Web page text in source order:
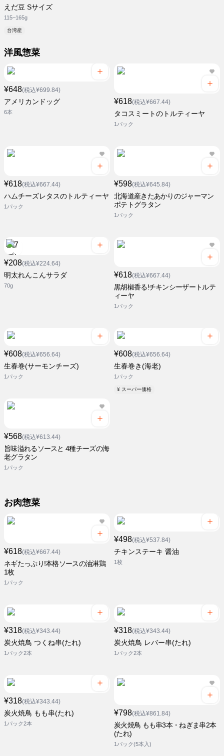
えだ豆 Sサイズ
115~165g
台湾産
洋風惣菜
¥648(税込¥699.84)
アメリカンドッグ
6本
¥618(税込¥667.44)
タコスミートのトルティーヤ
1パック
¥618(税込¥667.44)
ハムチーズレタスのトルティーヤ
1パック
¥598(税込¥645.84)
北海道産きたあかりのジャーマン
ポテトグラタン
1パック
¥208(税込¥224.64)
明太れんこんサラダ
70g
¥618(税込¥667.44)
黒胡椒香る!チキンシーザートルテ
ィーヤ
1パック
¥608(税込¥656.64)
生春巻(サーモンチーズ)
1パック
¥608(税込¥656.64)
生春巻き(海老)
1パック
¥ スーパー価格
¥568(税込¥613.44)
旨味溢れるソースと 4種チーズの海
老グラタン
1パック
お肉惣菜
¥618(税込¥667.44)
ネギたっぷり!本格ソースの油淋鶏
1枚
1パック
¥498(税込¥537.84)
チキンステーキ 醤油
1枚
¥318(税込¥343.44)
炭火焼鳥 つくね串(たれ)
1パック2本
¥318(税込¥343.44)
炭火焼鳥 レバー串(たれ)
1パック2本
¥318(税込¥343.44)
炭火焼鳥 もも串(たれ)
1パック2本
¥798(税込¥861.84)
炭火焼鳥 もも串3本・ねぎま串2本
(たれ)
1パック(5本入)